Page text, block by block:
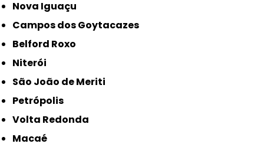
Nova Iguaçu
Campos dos Goytacazes
Belford Roxo
Niterói
São João de Meriti
Petrópolis
Volta Redonda
Macaé